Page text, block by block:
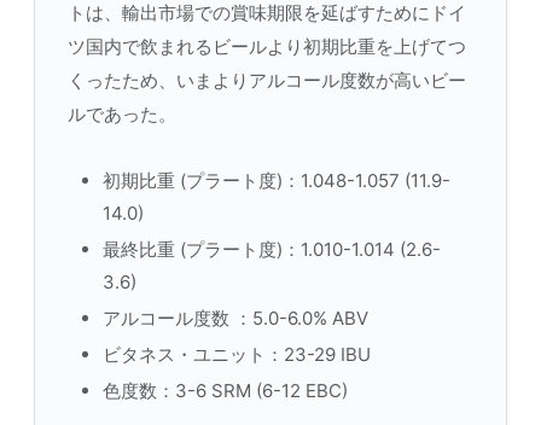
トは、輸出市場での賞味期限を延ばすためにドイ
ツ国内で飲まれるビールより初期比重を上げてつ
くったため、いまよりアルコール度数が高いビー
ルであった。
初期比重 (プラート度)：1.048-1.057 (11.9-
14.0)
最終比重 (プラート度)：1.010-1.014 (2.6-
3.6)
アルコール度数 ：5.0-6.0% ABV
ビタネス・ユニット：23-29 IBU
色度数：3-6 SRM (6-12 EBC)